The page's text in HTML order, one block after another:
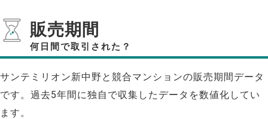
販売期間
何日間で取引された？
サンテミリオン新中野と競合マンションの販売期間データ
です。過去5年間に独自で収集したデータを数値化してい
ます。